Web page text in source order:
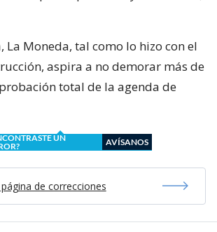
La Moneda, tal como lo hizo con el
aspira a no demorar más de
total de la agenda de
UN
AVÍSANOS
de correcciones